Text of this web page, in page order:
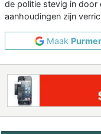
de politie stevig in door
aanhoudingen zijn
Maak